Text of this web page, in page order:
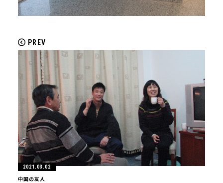
PREV
2021.03.02
中国の友人